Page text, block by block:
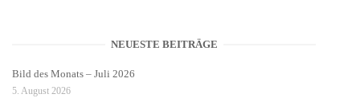
NEUESTE BEITRÄGE
Bild des Monats – Juli 2026
5. August 2026